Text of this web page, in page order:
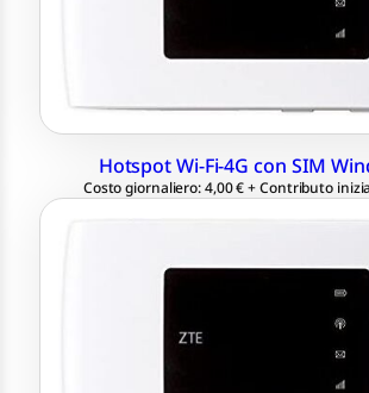
Hotspot Wi-Fi-4G con SIM
Costo giornaliero: 4,00 € + Contributo
Fino a 10 connessioni
40 GB in UE